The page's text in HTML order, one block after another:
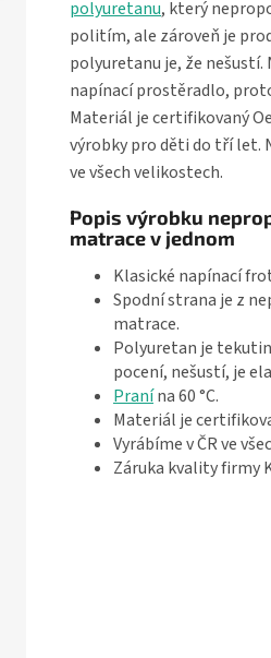
polyuretanu, který
politím, ale zároveň je
polyuretanu je, že
napínací prostěradlo,
Materiál je certifikovaný
výrobky pro děti do tří let.
ve všech velikostech.
Popis výrobku
matrace v jednom
Klasické napínací
Spodní strana je z
matrace.
Polyuretan je
pocení, nešustí, je
Pranína 60 °C.
Materiál je
Vyrábíme v ČR ve
Záruka kvality firmy